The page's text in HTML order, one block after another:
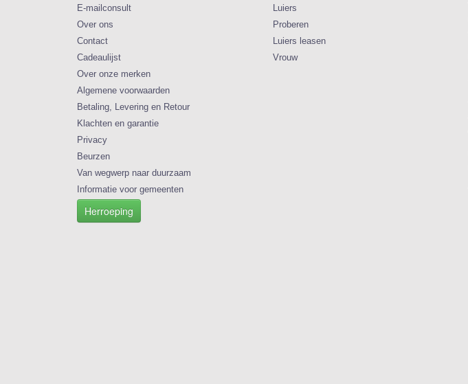
E-mailconsult
Over ons
Contact
Cadeaulijst
Over onze merken
Algemene voorwaarden
Betaling, Levering en Retour
Klachten en garantie
Privacy
Beurzen
Van wegwerp naar duurzaam
Informatie voor gemeenten
Herroeping
Luiers
Proberen
Luiers leasen
Vrouw